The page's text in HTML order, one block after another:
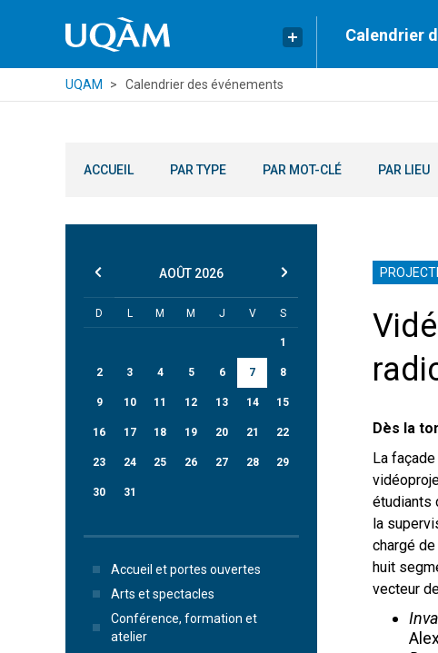
Calendrier
UQAM Calendrier des événements
ACCUEIL PAR TYPE PAR MOT-CLÉ PAR LIEU
Dès la
La
étudiants
la
chargé
huit
vecteur
AOÛT 2026
D L M M J V S
1
2 3 4 5 6 7 8
9 10 11 12 13 14 15
16 17 18 19 20 21 22
23 24 25 26 27 28 29
30 31
Accueil et portes ouvertes
Arts et spectacles
Conférence, formation et
atelier